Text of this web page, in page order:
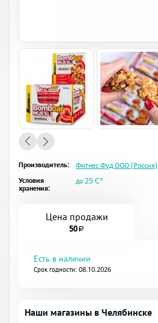
Производитель:
Фитнес Фуд ООО (Россия)
Условия
хранения:
до 25 C°
Цена продажи
50 a
Есть в наличии
Срок годности: 08.10.2026
Наши магазины в Челябинске